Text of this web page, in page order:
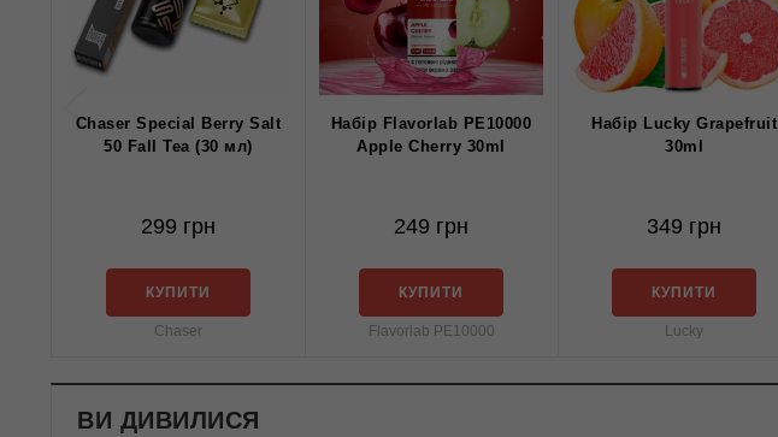
Chaser Special Berry Salt
50 Fall Tea (30 мл)
299 грн
КУПИТИ
Chaser
Набір Flavorlab PE10000
Apple Cherry 30ml
249 грн
КУПИТИ
Flavorlab PE10000
Набір Lucky Grapefruit
30ml
349 грн
КУПИТИ
Lucky
ВИ ДИВИЛИСЯ